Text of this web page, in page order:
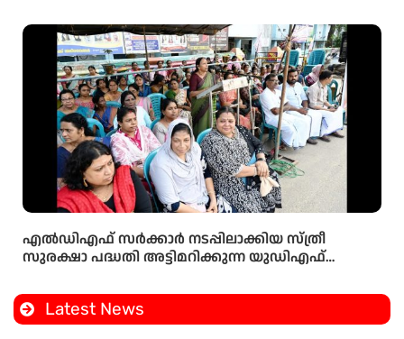
എൽഡിഎഫ് സർക്കാർ നടപ്പിലാക്കിയ സ്ത്രീ
സുരക്ഷാ പദ്ധതി അട്ടിമറിക്കുന്ന യുഡിഎഫ്
ജനാധിപത്യ മഹിളാ അസോസിയേഷൻ്റെ
നേതൃത്വത്തിൽ സ്ത്രീ സുരക്ഷാ സംഗമം നടത്തി.
Latest News